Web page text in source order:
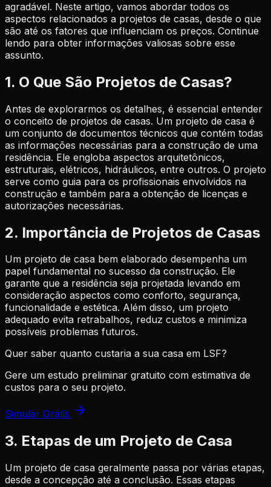
agradável. Neste artigo, vamos abordar todos os
aspectos relacionados a projetos de casas, desde o que
são até os fatores que influenciam os preços. Continue
lendo para obter informações valiosas sobre esse
assunto.
1. O Que São Projetos de Casas?
Antes de explorarmos os detalhes, é essencial entender
o conceito de projetos de casas. Um projeto de casa é
um conjunto de documentos técnicos que contém todas
as informações necessárias para a construção de uma
residência. Ele engloba aspectos arquitetônicos,
estruturais, elétricos, hidráulicos, entre outros. O projeto
serve como guia para os profissionais envolvidos na
construção e também para a obtenção de licenças e
autorizações necessárias.
2. Importância de Projetos de Casas
Um projeto de casa bem elaborado desempenha um
papel fundamental no sucesso da construção. Ele
garante que a residência seja projetada levando em
consideração aspectos como conforto, segurança,
funcionalidade e estética. Além disso, um projeto
adequado evita retrabalhos, reduz custos e minimiza
possíveis problemas futuros.
Quer saber quanto custaria a sua casa em LSF?
Gere um estudo preliminar gratuito com estimativa de
custos para o seu projeto.
Simular Grátis
3. Etapas de um Projeto de Casa
Um projeto de casa geralmente passa por várias etapas,
desde a concepção até a conclusão. Essas etapas